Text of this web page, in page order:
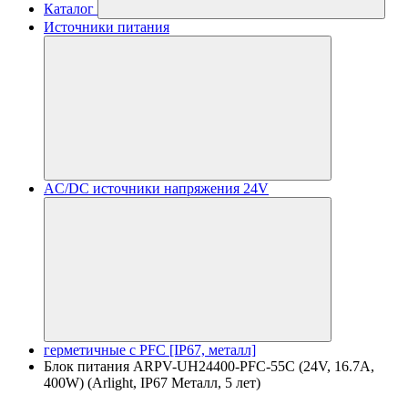
Каталог
Источники питания
AC/DC источники напряжения 24V
герметичные с PFC [IP67, металл]
Блок питания ARPV-UH24400-PFC-55C (24V, 16.7A,
400W) (Arlight, IP67 Металл, 5 лет)